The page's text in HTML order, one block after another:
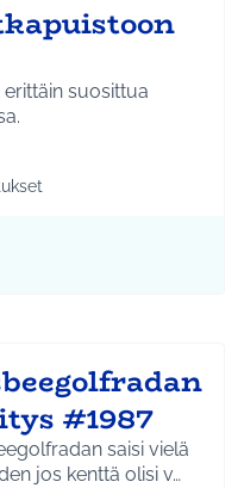
suosittua
Riihikallio
mukaan: Liikunta ja
#1987
saisi vielä
jos kenttä olisi v…